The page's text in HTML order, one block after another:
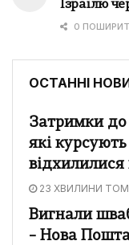
Ізраїлю
0
ОСТАННІ
Затримки до
які
відхилилися
23 ХВИЛИНИ
Вигнали
– Нова Пошта